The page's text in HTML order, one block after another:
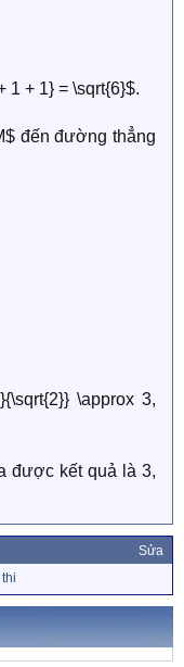
1 + 1} = \sqrt{6}$.
đến đường thẳng
\approx 3,
được kết quả là 3,
Sửa